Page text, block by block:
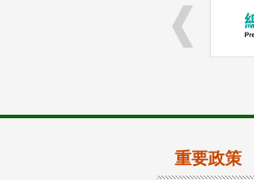
重要政策